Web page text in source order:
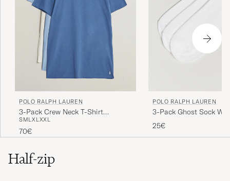
POLO RALPH LAUREN
3-Pack Crew Neck T-Shirt
White/Blue/Light Blue
SMLXLXXL
70€
POLO RALPH LAUREN
3-Pack Ghost Sock
25€
Half-zip